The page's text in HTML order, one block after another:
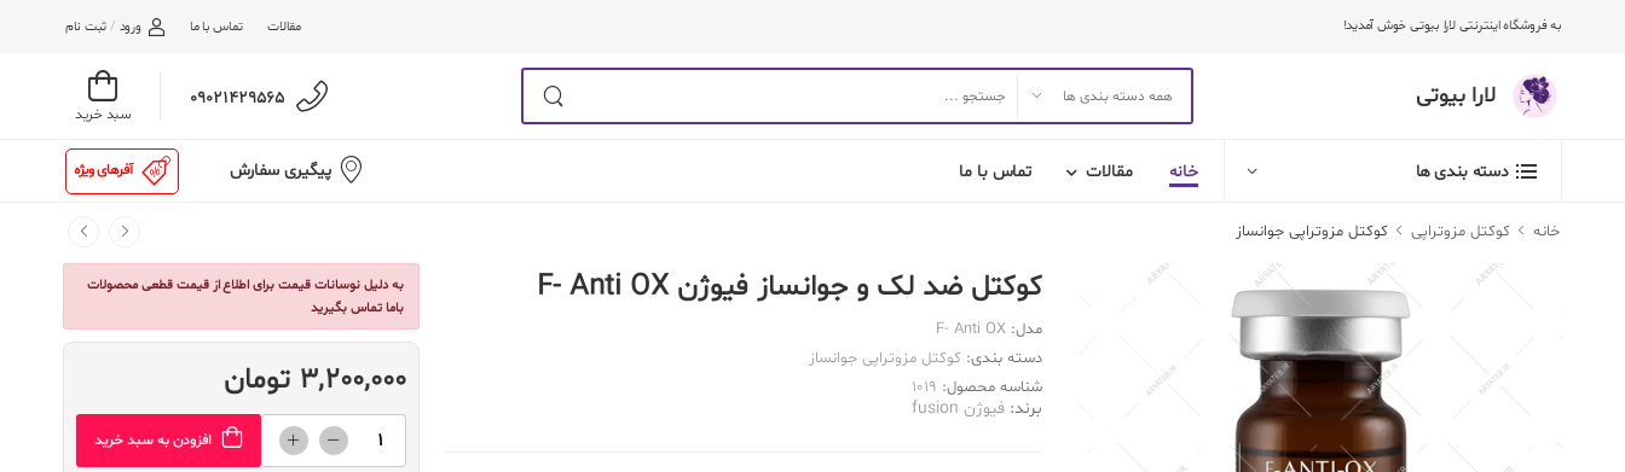
به فروشگاه اینترنتی لارا بیوتی خوش آمدید! مقالات تماس با ما ورود / ثبت نام
لارا بیوتی 09021429565
سبد خرید
دسته بندی ها خانه مقالات تماس با ما پیگیری سفارش آفرهای ویژه
خانه کوکتل مزوتراپی کوکتل مزوتراپی جوانساز
کوکتل ضد لک و جوانساز فیوژن F- Anti OX
مدل: F- Anti OX
دسته بندی: کوکتل مزوتراپی جوانساز
شناسه محصول: 1019
برند: فیوژن fusion
به دلیل نوسانات قیمت برای اطلاع از قیمت قطعی محصولات
باما تماس بگیرید
3,200,000 تومان
افزودن به سبد خرید